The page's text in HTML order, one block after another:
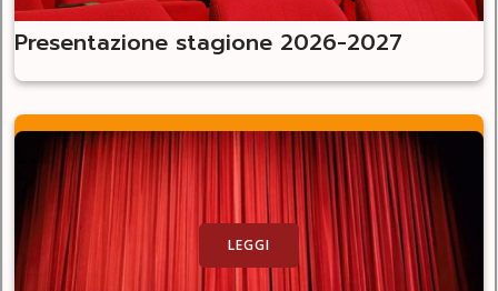
Presentazione stagione 2026-2027
LEGGI